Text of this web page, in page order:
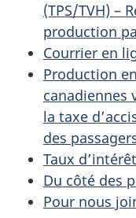
(TPS/TVH) –
production
Courrier en
Production
canadiennes
la taxe
des
Taux
Du côté des
Pour nous